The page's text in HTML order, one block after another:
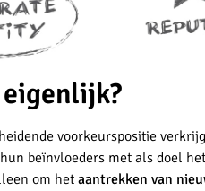
voorkeurspositie
beïnvloeders met als doel
om het aantrekken van